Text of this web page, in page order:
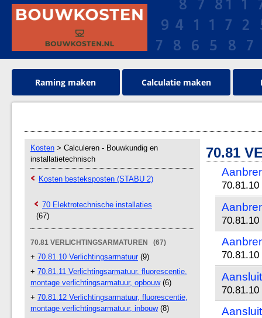
Raming maken Calculatie maken
Kosten > Calculeren - Bouwkundig en
installatietechnisch
Kosten besteksposten (STABU 2)
70 Elektrotechnische installaties
(67)
70.81 VERLICHTINGSARMATUREN (67)
+ 70.81.10 Verlichtingsarmatuur(9)
+ 70.81.11 Verlichtingsarmatuur, fluorescentie,
montage verlichtingsarmatuur, opbouw(6)
+ 70.81.12 Verlichtingsarmatuur, fluorescentie,
montage verlichtingsarmatuur, inbouw(8)
70.81